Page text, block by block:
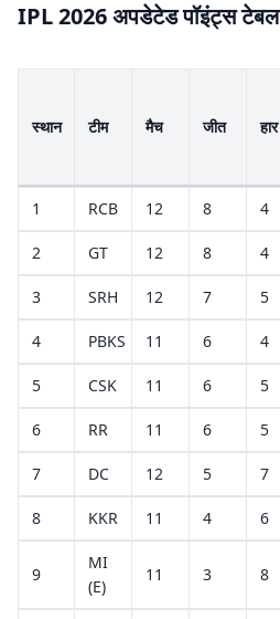
IPL 2026 अपडेटेड पॉइंट्स टेबल
स्थान टीम मैच जीत हार
1 RCB 12 8 4
2 GT 12 8 4
3 SRH 12 7 5
4 PBKS 11 6 4
5 CSK 11 6 5
6 RR 11 6 5
7 DC 12 5 7
8 KKR 11 4 6
9
MI
(E)
11 3 8